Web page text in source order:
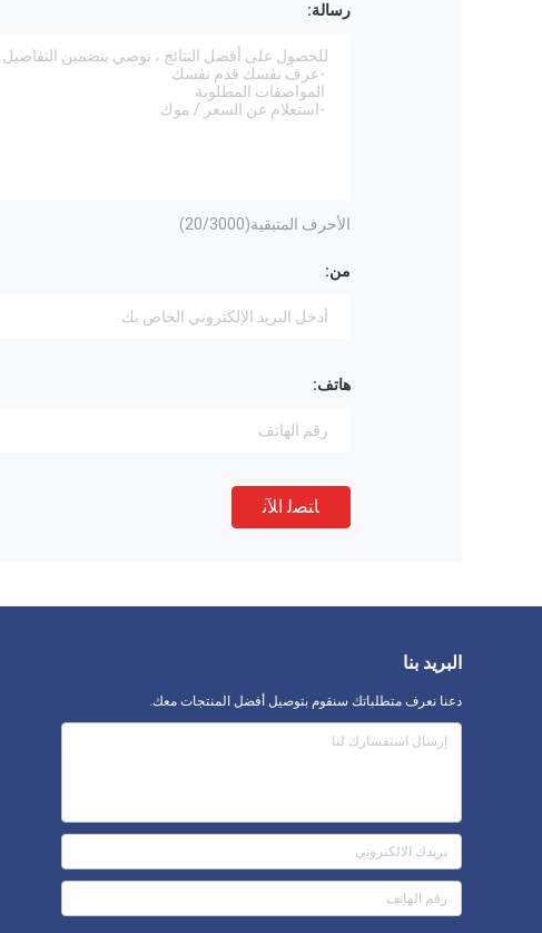
رسالة:
الأحرف المتبقية( 20/3000)
من:
هاتف:
ﺎﺘﺼﻟ ﺍﻶﻧ
البريد بنا
دعنا نعرف متطلباتك سنقوم بتوصيل أفضل المنتجات معك.